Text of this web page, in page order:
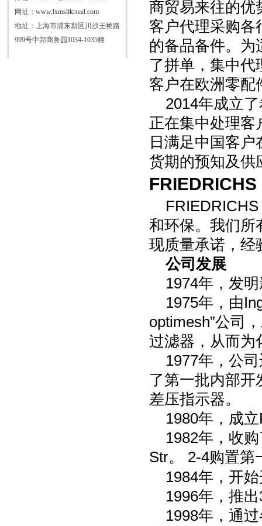
网址： www.lxmsilkroad.com
地址：上海市浦东新区川沙王桥路
999号中邦商务园1034-1035幢
商贸易来往的优
客户代理采购各
的备品备件。为
了拼单，集中代
客户在欧洲零配
2014年成立
正在集中处理客
日满足中国客
货期的预知及供
和环保。我们所
现质量承诺，经
公司发展
1974年，发
1975年，由
optimesh”公司
过滤器，从而为
1977年，公
了第一批内部开
差压指示器。
1980年，成立
1982年，收
Str。 2-4购置第
1984年，开始
1996年，推出
1998年，通